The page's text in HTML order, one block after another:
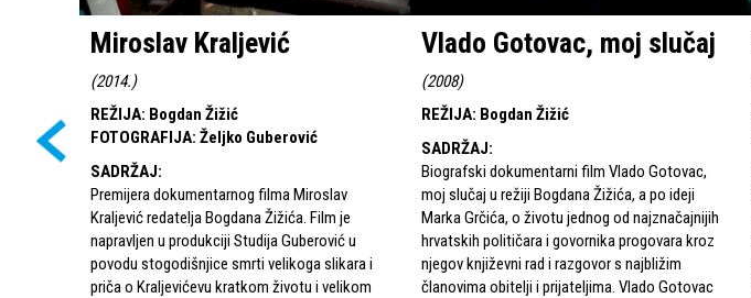
Miroslav Kraljević
(2014.)
REŽIJA: Bogdan Žižić
FOTOGRAFIJA: Željko Guberović
SADRŽAJ:
Premijera dokumentarnog filma Miroslav
Kraljević redatelja Bogdana Žižića. Film je
napravljen u produkciji Studija Guberović u
povodu stogodišnjice smrti velikoga slikara i
priča o Kraljevićevu kratkom životu i velikom
Vlado Gotovac, moj slučaj
(2008)
REŽIJA: Bogdan Žižić
SADRŽAJ:
Biografski dokumentarni film Vlado Gotovac,
moj slučaj u režiji Bogdana Žižića, a po ideji
Marka Grčića, o životu jednog od najznačajnijih
hrvatskih političara i govornika progovara kroz
njegov književni rad i razgovor s najbližim
članovima obitelji i prijateljima. Vlado Gotovac